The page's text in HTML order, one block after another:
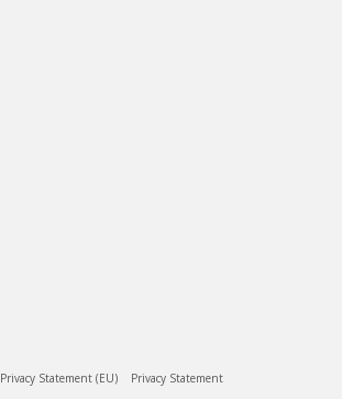
Privacy Statement (EU) Privacy Statement